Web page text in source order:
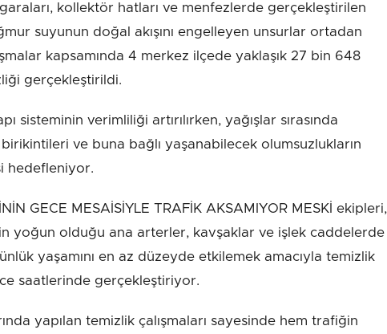
kollektör hatları ve menfezlerde gerçekleştirilen
suyunun doğal akışını engelleyen unsurlar ortadan
kapsamında 4 merkez ilçede yaklaşık 27 bin 648
gerçekleştirildi.
sisteminin verimliliği artırılırken, yağışlar sırasında
ve buna bağlı yaşanabilecek olumsuzlukların
hedefleniyor.
GECE MESAİSİYLE TRAFİK AKSAMIYOR MESKİ ekipleri,
yoğun olduğu ana arterler, kavşaklar ve işlek caddelerde
yaşamını en az düzeyde etkilemek amacıyla temizlik
saatlerinde gerçekleştiriyor.
yapılan temizlik çalışmaları sayesinde hem trafiğin